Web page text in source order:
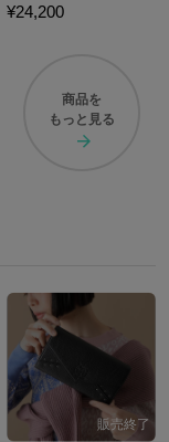
¥24,200
商品を
もっと見る